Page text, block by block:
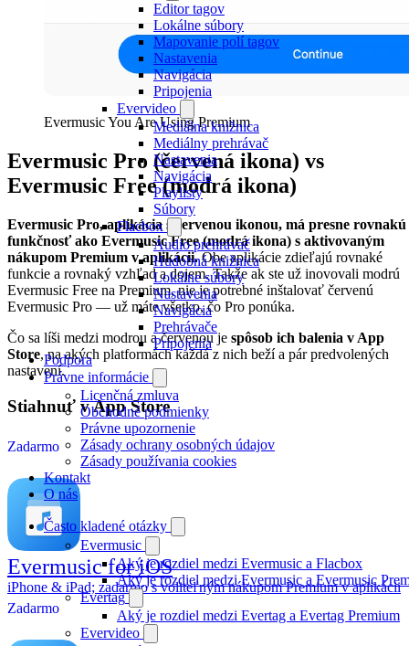
Editor tagov
Lokálne súbory
Mapovanie polí tagov
Nastavenia
Navigácia
Pripojenia
Evervideo
Mediálna knižnica
Mediálny prehrávač
Nastavenia
Navigácia
Playlisty
Súbory
Flacbox
Audio prehrávač
Hudobná knižnica
Lokálne súbory
Nastavenia
Navigácia
Prehrávače
Pripojenia
Podpora
Právne informácie
Licenčná zmluva
Obchodné podmienky
Právne upozornenie
Zásady ochrany osobných údajov
Zásady používania cookies
Kontakt
O nás
Často kladené otázky
Evermusic
Aký je rozdiel medzi Evermusic a Flacbox
Aký je rozdiel medzi Evermusic a Evermusic
Evertag
Aký je rozdiel medzi Evertag a Evertag Premium
Evervideo
Evermusic You Are Using Premium
Evermusic Pro (červená ikona) vs
Evermusic Free (modrá ikona)
Evermusic Pro, aplikácia s červenou ikonou, má presne rovnakú
funkčnosť ako Evermusic Free (modrá ikona) s aktivovaným
nákupom Premium v aplikácii.Obe aplikácie zdieľajú rovnaké
funkcie a rovnaký vzhľad a dojem. Takže ak ste už inovovali modrú
Evermusic Free na Premium, nie je potrebné inštalovať červenú
Evermusic Pro — už máte všetko, čo Pro ponúka.
Čo sa líši medzi modrou a červenou je spôsob ich balenia v App
Store, na akých platformách každá z nich beží a pár predvolených
nastavení.
Stiahnuť v App Store
Evermusic for iOS
iPhone & iPad; zadarmo s voliteľným nákupom Premium v aplikácii
Zadarmo
Zadarmo